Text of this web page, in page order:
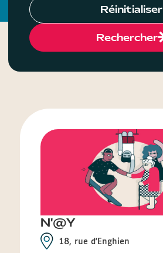
Réinitialiser
Rechercher
N'@Y
18, rue d'Enghien